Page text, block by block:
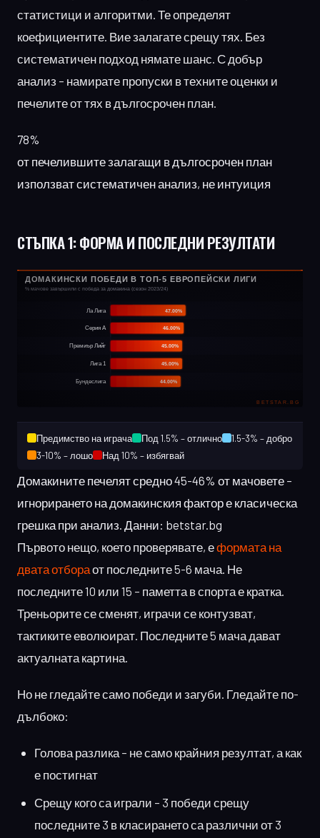
статистици и алгоритми. Те определят
коефициентите. Вие залагате срещу тях. Без
систематичен подход нямате шанс. С добър
анализ – намирате пропуски в техните оценки и
печелите от тях в дългосрочен план.
78%
от печелившите залагащи в дългосрочен план
използват систематичен анализ, не интуиция
СТЪПКА 1:ФОРМА И ПОСЛЕДНИ РЕЗУЛТАТИ
Предимство на играча Под 1.5% – отлично
1.5-3% – добро
3-10% – лошо
Над 10% – избягвай
Домакините печелят средно 45-46% от мачовете –
игнорирането на домакинския фактор е класическа
грешка при анализ. Данни: betstar.bg
Първото нещо, което проверявате, еформата на
двата отбораот последните 5-6 мача. Не
последните 10 или 15 – паметта в спорта е кратка.
Треньорите се сменят, играчи се контузват,
тактиките еволюират. Последните 5 мача дават
актуалната картина.
Но не гледайте само победи и загуби. Гледайте по-
дълбоко:
Голова разлика – не само крайния резултат, а как
е постигнат
Срещу кого са играли – 3 победи срещу
последните 3 в класирането са различни от 3